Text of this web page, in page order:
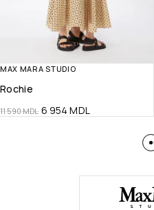
MAX MARA STUDIO
Rochie
11 590MDL 6 954MDL